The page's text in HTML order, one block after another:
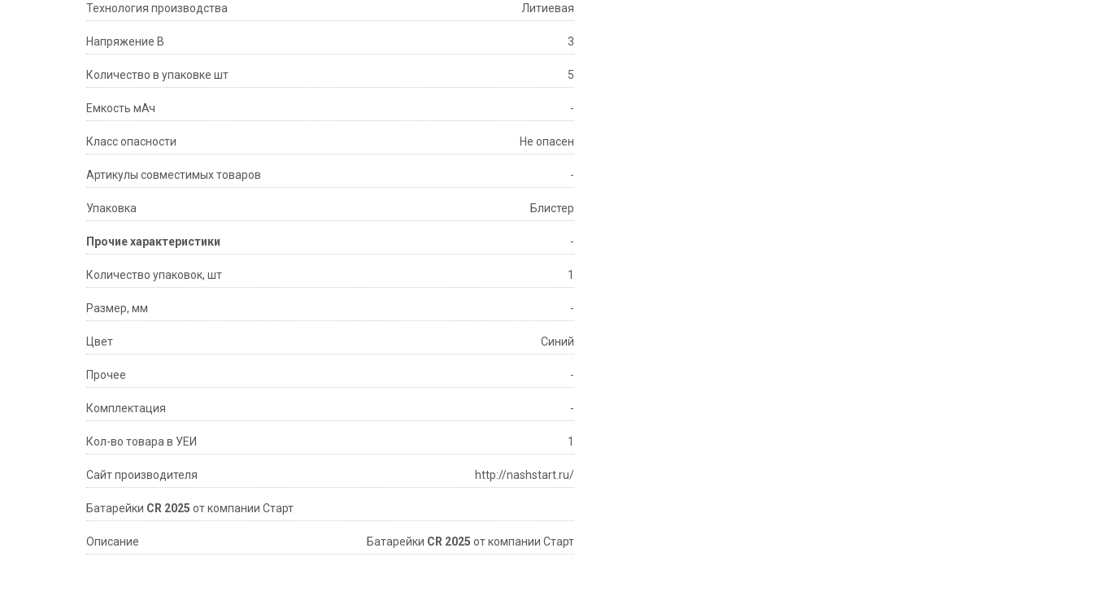
Технология производства Литиевая
Напряжение В 3
Количество в упаковке шт 5
Емкость мАч -
Класс опасности Не опасен
Артикулы совместимых товаров -
Упаковка Блистер
Прочие характеристики -
Количество упаковок, шт 1
Размер, мм -
Цвет Синий
Прочее -
Комплектация -
Кол-во товара в УЕИ 1
Сайт производителя http://nashstart.ru/
Батарейки CR 2025 от компании Старт
Описание Батарейки CR 2025 от компании Старт